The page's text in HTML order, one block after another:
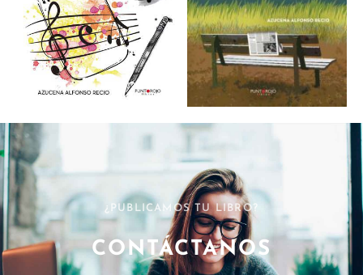
¿PUBLICAMOS TU LIBRO?
CONTÁCTANOS